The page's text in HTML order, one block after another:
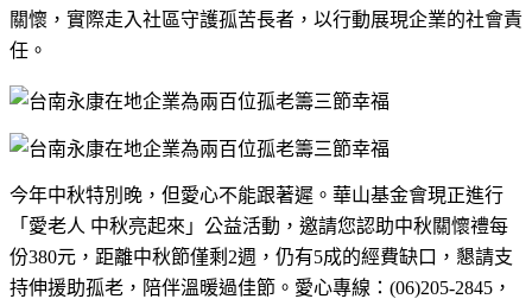
關懷，實際走入社區守護孤苦長者，以行動展現企業的社會責
任。
今年中秋特別晚，但愛心不能跟著遲。華山基金會現正進行
「愛老人 中秋亮起來」公益活動，邀請您認助中秋關懷禮每
份380元，距離中秋節僅剩 2週，仍有5成的經費缺口，懇請支
持伸援助孤老，陪伴溫暖過佳節。 愛心專線： (06)205-2845 ，